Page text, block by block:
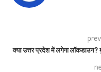
क्या उत्तर प्रदेश में लगेगा लॉकडाउन?